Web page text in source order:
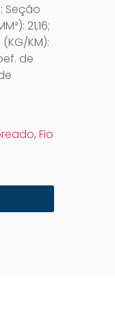
Seção
21,16;
KM):
de
, Fio